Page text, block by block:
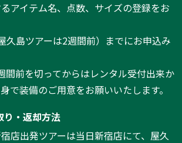
アイテム名、点数、サイズの登録をお
久島ツアーは2週間前）までにお申込み
間前を切ってからはレンタル受付出来か
で装備のご用意をお願いいたします。
り・返却方法
店出発ツアーは当日新宿店にて、屋久